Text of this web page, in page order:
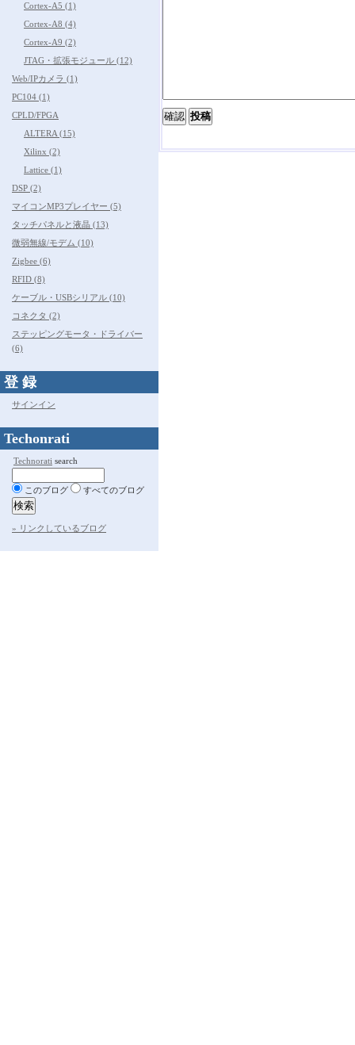
Cortex-A5 (1)
Cortex-A8 (4)
Cortex-A9 (2)
JTAG・拡張モジュール (12)
Web/IPカメラ (1)
PC104 (1)
CPLD/FPGA
ALTERA (15)
Xilinx (2)
Lattice (1)
DSP (2)
マイコンMP3プレイヤー (5)
タッチパネルと液晶 (13)
微弱無線/モデム (10)
Zigbee (6)
RFID (8)
ケーブル・USBシリアル (10)
コネクタ (2)
ステッピングモータ・ドライバー
(6)
登 録
サインイン
Techonrati
Technorati search
このブログ すべてのブログ
» リンクしているブログ